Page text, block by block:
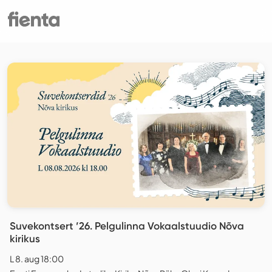
Suvekontsert ’26. Pelgulinna Vokaalstuudio Nõva
kirikus
L 8. aug 18:00